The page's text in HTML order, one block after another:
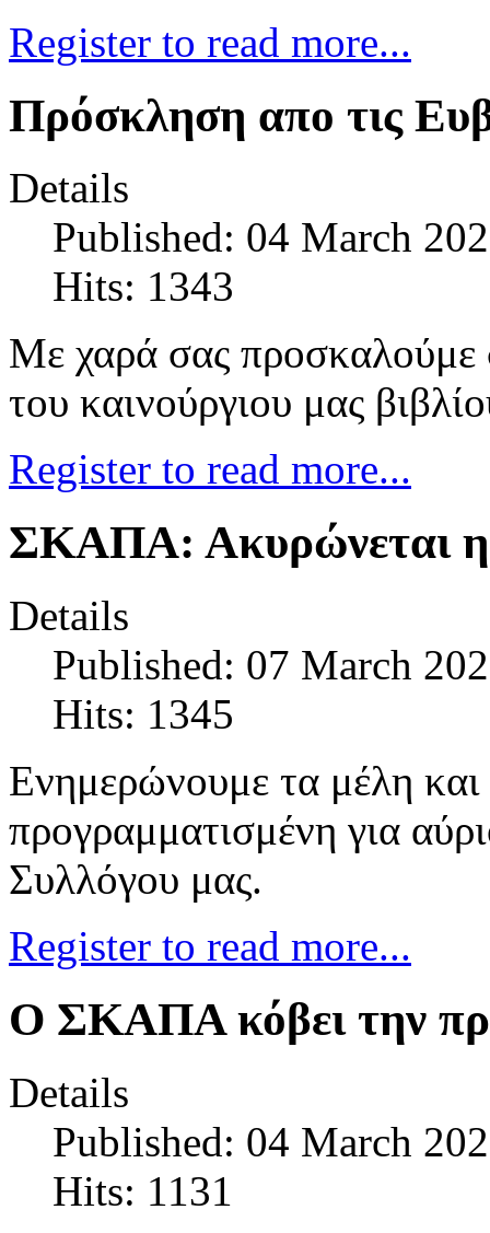
Register to read more...
Πρόσκληση απο τις
Details
Published: 04 March
Hits: 1343
Με χαρά σας προσκαλούμε
του καινούργιου μας
Register to read more...
ΣΚΑΠΑ: Ακυρώνεται η
Details
Published: 07 March
Hits: 1345
Ενημερώνουμε τα μέλη και
προγραμματισμένη για
Συλλόγου μας.
Register to read more...
Ο ΣΚΑΠΑ κόβει την
Details
Published: 04 March
Hits: 1131